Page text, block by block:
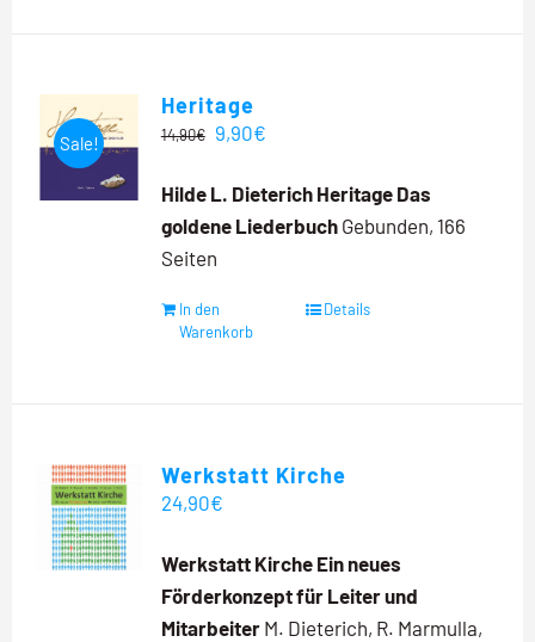
Sale!
Heritage
14,90€ Ursprünglicher
war:
14,90€
9,90€Aktueller
ist:
9,90€.
Hilde L. Dieterich Heritage Das
goldene LiederbuchGebunden, 166
Seiten
In den
Warenkorb
Details
Werkstatt Kirche
24,90€
Werkstatt KircheEin neues
Förderkonzept für Leiter und
MitarbeiterM. Dieterich, R. Marmulla,